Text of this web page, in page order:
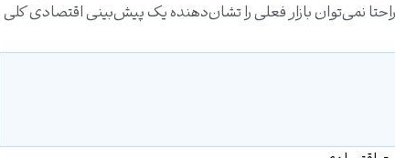
نمی‌توان بازار فعلی را تشان‌دهنده یک پیش‌بینی اقتصادی کلی